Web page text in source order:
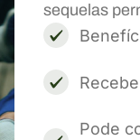
sequelas
Pode